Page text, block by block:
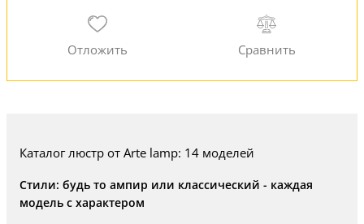
Каталог люстр от Arte lamp: 14 моделей
Стили: будь то ампир или классический - каждая
модель с характером